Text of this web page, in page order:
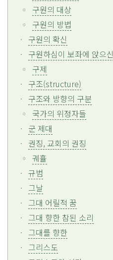
구원의 대상
구원의 방법
구원의 확신
구원하심이 보좌에 앉으신
구제
구조(structure)
구조와 방향의 구분
국가의 위정자들
군 제대
권징, 교회의 권징
궤휼
규범
그날
그대 어릴적 꿈
그대 향한 참된 소리
그대를 향한
그리스도